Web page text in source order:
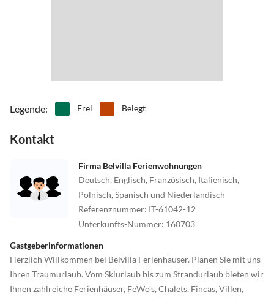
Legende: Frei Belegt
Kontakt
Firma Belvilla Ferienwohnungen
Deutsch, Englisch, Französisch, Italienisch,
Polnisch, Spanisch und Niederländisch
Referenznummer: IT-61042-12
Unterkunfts-Nummer: 160703
Gastgeberinformationen
Herzlich Willkommen bei Belvilla Ferienhäuser. Planen Sie mit uns
Ihren Traumurlaub. Vom Skiurlaub bis zum Strandurlaub bieten wir
Ihnen zahlreiche Ferienhäuser, FeWo’s, Chalets, Fincas, Villen,